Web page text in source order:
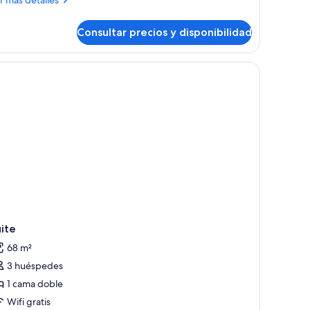
Consultar precios y disponibilidad
cuero negro, una alfombra azul y un techo de madera.
68 m²
3 huéspedes
1 cama doble
Wifi gratis